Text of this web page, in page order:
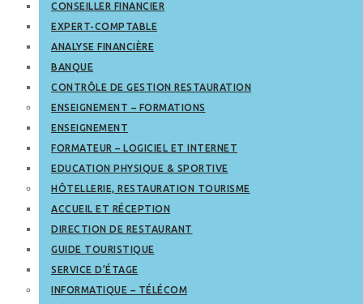
CONSEILLER FINANCIER
EXPERT-COMPTABLE
ANALYSE FINANCIÈRE
BANQUE
CONTRÔLE DE GESTION RESTAURATION
ENSEIGNEMENT – FORMATIONS
ENSEIGNEMENT
FORMATEUR – LOGICIEL ET INTERNET
EDUCATION PHYSIQUE & SPORTIVE
HÔTELLERIE, RESTAURATION TOURISME
ACCUEIL ET RÉCEPTION
DIRECTION DE RESTAURANT
GUIDE TOURISTIQUE
SERVICE D’ÉTAGE
INFORMATIQUE – TÉLÉCOM